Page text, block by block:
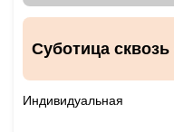
Суботица сквозь
Индивидуальная